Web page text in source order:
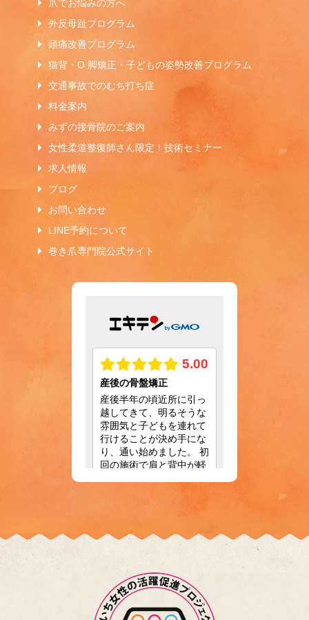
爪でお悩みの方へ
外反母趾プログラム
頭痛改善プログラム
猫背・O 脚矯正・子どもの姿勢改善プログラム
交通事故でのむち打ち症
料金案内
みずの接骨院のご案内
女性柔道整復師さん限定！技術セミナー
求人情報
ブログ
お問い合わせ
LINE予約について
巻き爪専門院公式サイト